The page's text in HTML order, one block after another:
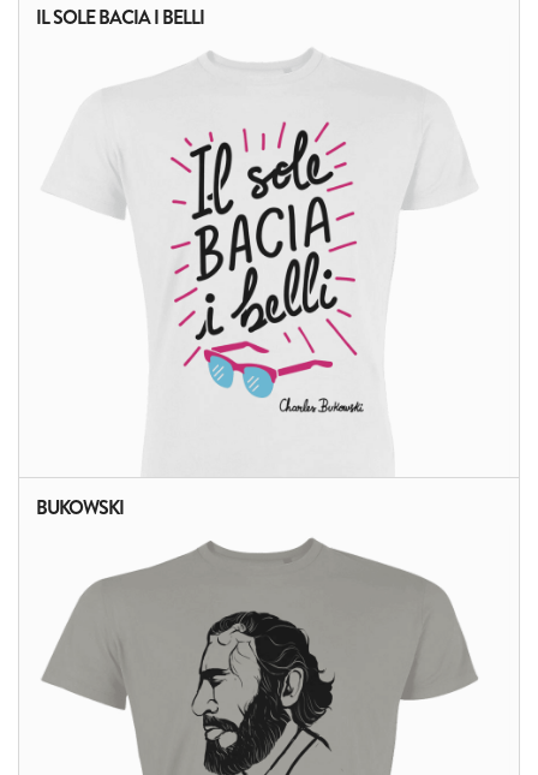
IL SOLE BACIA I BELLI
ALTRI PRODOTTI:
BUKOWSKI